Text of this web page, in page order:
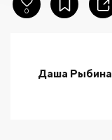
Даша Рыбина
0